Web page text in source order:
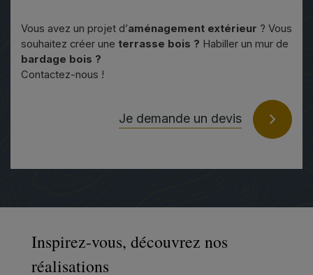
Vous avez un projet d’aménagement extérieur ? Vous
souhaitez créer une terrasse bois ? Habiller un mur de
bardage bois ?
Contactez-nous !
Je demande un devis
Inspirez-vous, découvrez nos
réalisations